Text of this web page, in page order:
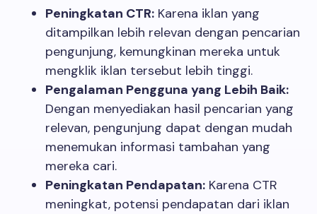
Peningkatan CTR: Karena iklan yang
ditampilkan lebih relevan dengan pencarian
pengunjung, kemungkinan mereka untuk
mengklik iklan tersebut lebih tinggi.
Pengalaman Pengguna yang Lebih Baik:
Dengan menyediakan hasil pencarian yang
relevan, pengunjung dapat dengan mudah
menemukan informasi tambahan yang
mereka cari.
Peningkatan Pendapatan: Karena CTR
meningkat, potensi pendapatan dari iklan